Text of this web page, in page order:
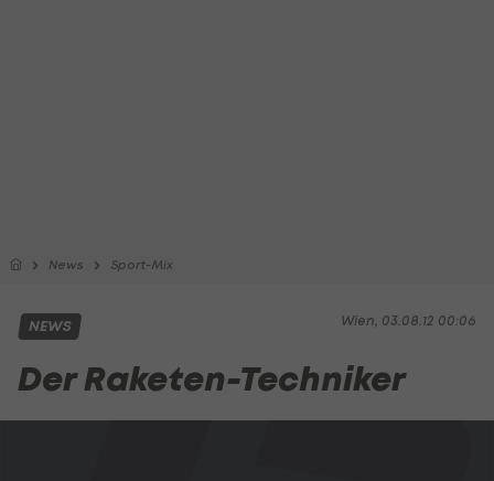
News Sport-Mix
Wien, 03.08.12 00:06
NEWS
Der Raketen-Techniker